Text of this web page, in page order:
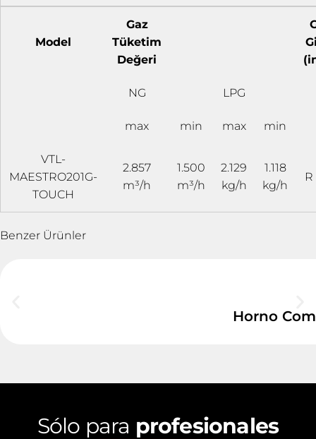
Model
Gaz
Tüketim
Değeri
NG LPG
max min max min
VTL-
MAESTRO201G-
TOUCH
2.857
m³/h
1.500
m³/h
2.129
kg/h
1.118
kg/h
Benzer Ürünler
Horno
Sólo para profesionales